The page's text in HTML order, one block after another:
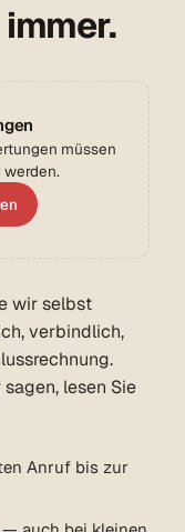
müssen
werden.
wir selbst
verbindlich,
lesen Sie
Anruf bis zur